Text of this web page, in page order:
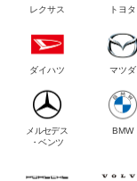
レクサス トヨタ
ダイハツ マツダ
メルセデス
・ベンツ
BMW